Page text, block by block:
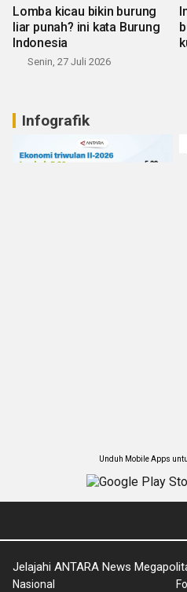
Lomba kicau bikin burung
liar punah? ini kata Burung
Indonesia
Senin, 27 Juli 2026
Infografik
Unduh Mobile Apps
Jelajahi ANTARA News
Nasional